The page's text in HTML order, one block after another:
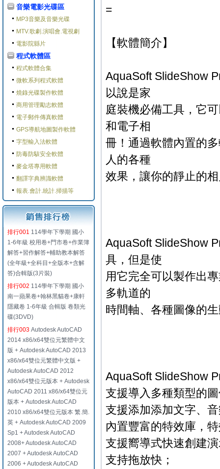
音樂電影光碟區
MP3音樂及音樂光碟
MTV.歌劇.演唱會.電視劇
電影院縣片
程式軟體區
程式軟體合集
微軟系列程式軟體
燒錄光碟製作軟體
商用管理勵志軟體
電子郵件傳真軟體
GPS導航地圖製作軟體
字型輸入法軟體
防毒防駭安全軟體
麥金塔專用軟體
翻譯字典辨識軟體
報表.會計.統計.掃描等
排行001 114學年下學期 國小
1-6年級 校用卷+門市卷+作業簿
解答+習作解答+輔助教本解答
(全年級+全科目+全版本+含解
答)合輯版(3片裝)
排行002 114學年下學期 國小
南一蘋果卷+翰林黑貓卷+康軒
隱藏卷 1-6年級 合輯版 卷類光
碟(3DVD)
排行003 Autodesk AutoCAD
2014 x86/x64雙位元繁體中文
版 + Autodesk AutoCAD 2013
x86/x64雙位元繁體中文版 +
Autodesk AutoCAD 2012
x86/x64雙位元版本 + Autodesk
AutoCAD 2011 x86/x64雙位元
版本 + Autodesk AutoCAD
2010 x86/x64雙位元版本 繁.簡.
英 + Autodesk AutoCAD 2009
Sp1 + Autodesk AutoCAD
2008+ Autodesk AutoCAD
2007 + Autodesk AutoCAD
2006 + Autodesk AutoCAD
=
【軟體簡介】
AquaSoft SlideShow
以說是家
庭裝機必備工具，它
和電子相
冊！通過軟體內置的
人的各種
效果，讓你的靜止的
AquaSoft SlideShow
具，但是使
用它完全可以製作出
多軌道的
時間軸、各種圖像的
AquaSoft SlideShow
支援導入多種類型的
支援添加添加文字、
內置豐富的特效庫，
支援嚮導式快速創建
支持拖放快；